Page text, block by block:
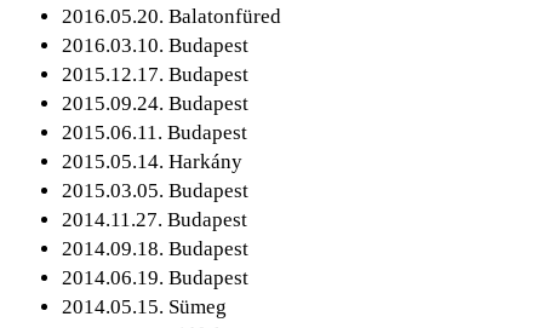
2016.05.20. Balatonfüred
2016.03.10. Budapest
2015.12.17. Budapest
2015.09.24. Budapest
2015.06.11. Budapest
2015.05.14. Harkány
2015.03.05. Budapest
2014.11.27. Budapest
2014.09.18. Budapest
2014.06.19. Budapest
2014.05.15. Sümeg